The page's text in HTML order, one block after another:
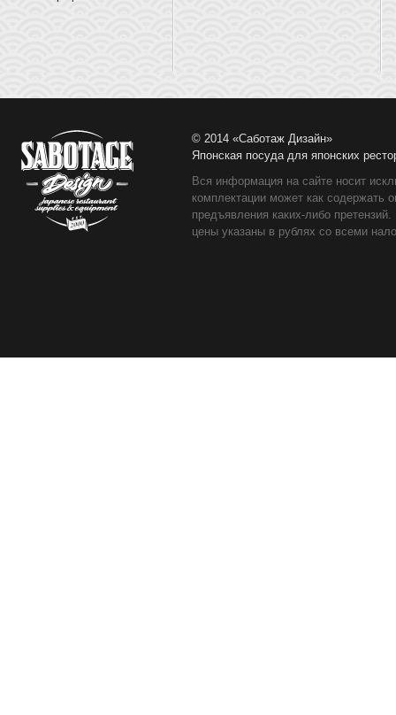
© 2014 «Саботаж Дизайн»
Японская посуда для японских
Вся информация на сайте носит
комплектации может как содержать
предъявления каких-либо
цены указаны в рублях со всеми